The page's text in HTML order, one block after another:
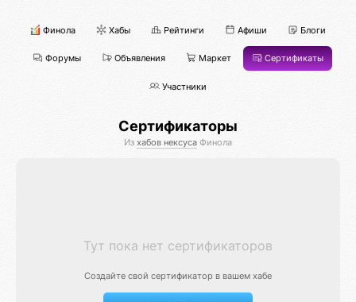
Финола Хабы Рейтинги Афиши Блоги
Форумы Объявления Маркет Сертификаты
Участники
Сертификаторы
Из хабов нексуса Финола
Тут пока нет сертификаторов
Создайте свой сертификатор в вашем хабе